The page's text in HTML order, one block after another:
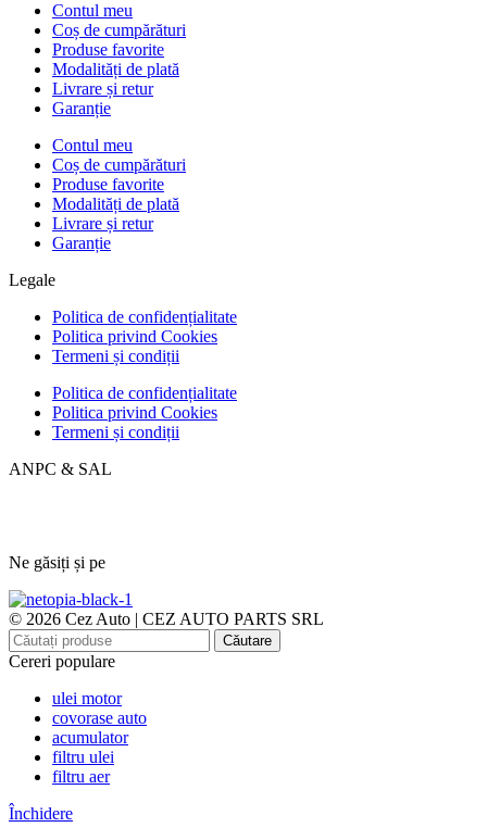
Contul meu
Coș de cumpărături
Produse favorite
Modalități de plată
Livrare și retur
Garanție
Contul meu
Coș de cumpărături
Produse favorite
Modalități de plată
Livrare și retur
Garanție
Legale
Politica de confidențialitate
Politica privind Cookies
Termeni și condiții
Politica de confidențialitate
Politica privind Cookies
Termeni și condiții
ANPC & SAL
Ne găsiți și pe
© 2026 Cez Auto | CEZ AUTO PARTS SRL
Căutare
Cereri populare
ulei motor
covorase auto
acumulator
filtru ulei
filtru aer
Închidere